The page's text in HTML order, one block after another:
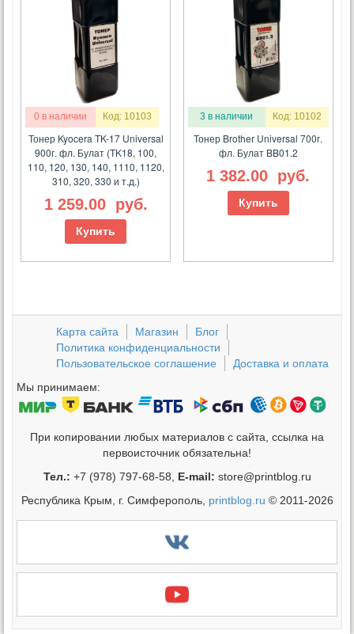
0 в наличии Код: 10103
Тонер Kyocera TK-17 Universal
900г. фл. Булат (TK18, 100,
110, 120, 130, 140, 1110, 1120,
310, 320, 330 и т.д.)
1 259.00 руб.
Купить
3 в наличии Код: 10102
Тонер Brother Universal 700г.
фл. Булат BB01.2
1 382.00 руб.
Купить
Карта сайта Магазин
Блог
Политика конфиденциальности
Пользовательское соглашение
Доставка и оплата
Мы принимаем:
При копировании любых материалов с сайта, ссылка на
первоисточник обязательна!
Тел.: +7 (978) 797-68-58, E-mail: store@printblog.ru
Республика Крым, г. Симферополь, printblog.ru © 2011-2026